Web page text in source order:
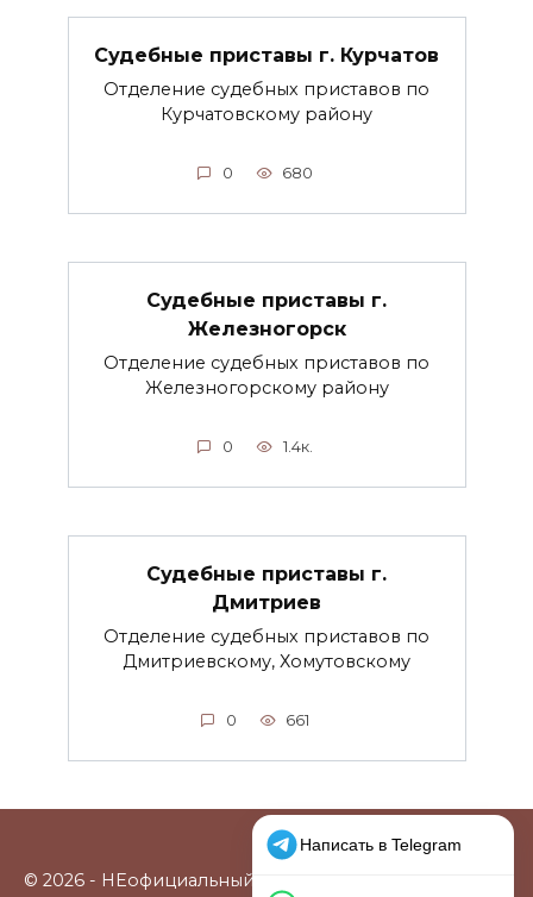
Судебные приставы г. Курчатов
Отделение судебных приставов по
Курчатовскому району
0 680
Судебные приставы г.
Железногорск
Отделение судебных приставов по
Железногорскому району
0 1.4к.
Судебные приставы г.
Дмитриев
Отделение судебных приставов по
Дмитриевскому, Хомутовскому
0 661
© 2026 - НЕофициальный информационный сайт,